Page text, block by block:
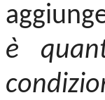
è